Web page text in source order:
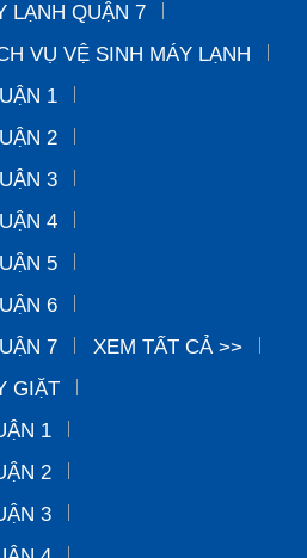
LẠNH QUẬN 7
VỤ VỆ SINH MÁY LẠNH
1
2
3
4
5
6
7
XEM TẤT CẢ >>
GIẶT
1
2
3